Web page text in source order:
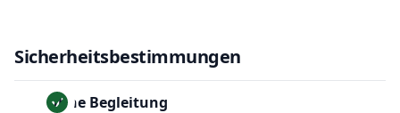
Sicherheitsbestimmungen
Ohne Begleitung